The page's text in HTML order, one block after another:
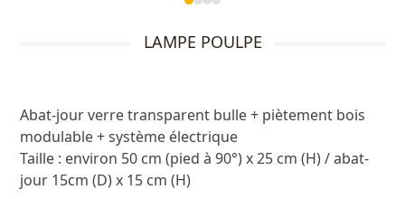
Press
to
the
first
slide
LAMPE POULPE
Abat-jour verre transparent bulle + piètement bois
modulable + système électrique
Taille : environ 50 cm (pied à 90°) x 25 cm (H) / abat-
jour 15cm (D) x 15 cm (H)